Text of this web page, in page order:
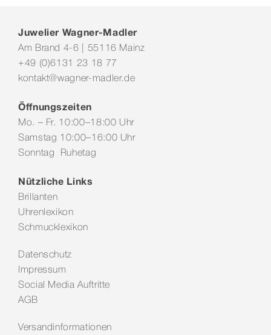
Juwelier Wagner-Madler
Am Brand 4-6 | 55116 Mainz
+49 (0)6131 23 18 77
kontakt@wagner-madler.de
Öffnungszeiten
Mo. – Fr. 10:00–18:00 Uhr
Samstag 10:00–16:00 Uhr
Sonntag Ruhetag
Nützliche Links
Brillanten
Uhrenlexikon
Schmucklexikon
Datenschutz
Impressum
Social Media Auftritte
AGB
Versandinformationen